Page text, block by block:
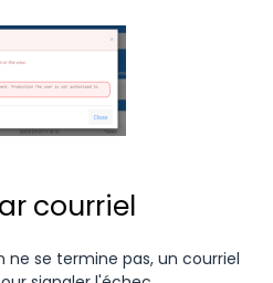
courriel
ne se termine pas, un courriel